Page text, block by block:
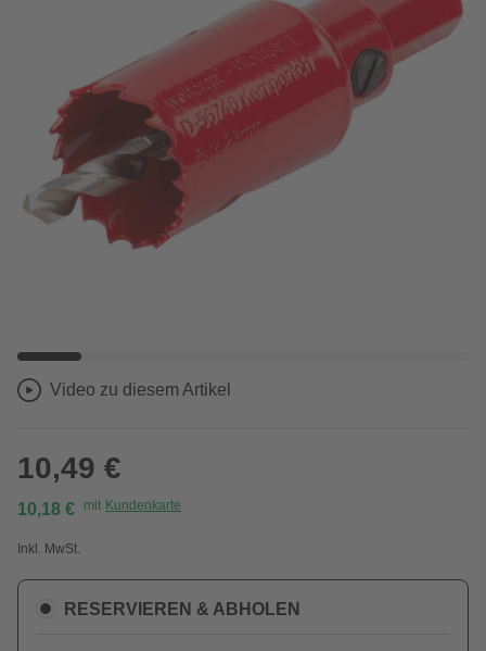
Video zu diesem Artikel
10,49 €
10,18 € mit Kundenkarte
Inkl. MwSt.
RESERVIEREN & ABHOLEN